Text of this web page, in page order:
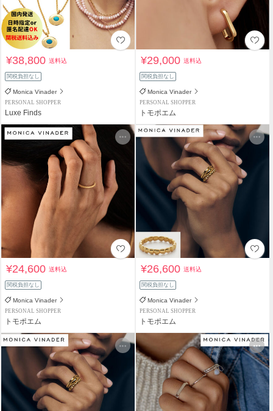
¥38,800送料込
関税負担なし
Monica Vinader
PERSONAL SHOPPER
Luxe Finds
¥29,000送料込
関税負担なし
Monica Vinader
PERSONAL SHOPPER
トモポエム
¥24,600送料込
関税負担なし
Monica Vinader
PERSONAL SHOPPER
トモポエム
¥26,600送料込
関税負担なし
Monica Vinader
PERSONAL SHOPPER
トモポエム